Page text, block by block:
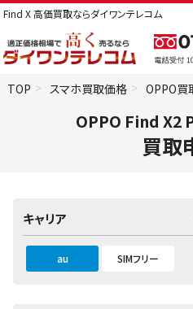
Find X 高価買取ならダイワンテレコム
TOP スマホ買取価格 OPPO買
OPPO Find X2
買取
キャリア
au SIMフリー